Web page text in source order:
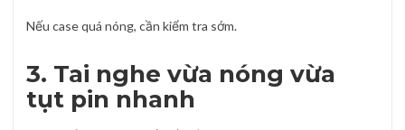
Nếu case quá nóng, cần kiểm tra sớm.
3. Tai nghe vừa nóng vừa
tụt pin nhanh